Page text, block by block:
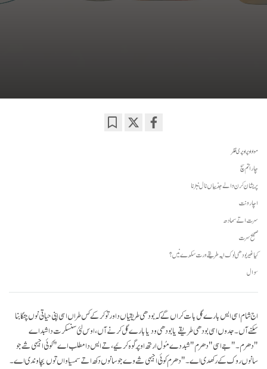
مواد اوپر اوپری نظر
چار اُتم سچ
پریشان کرن والے جذبیاں نال نبڑنا
اچار ونت
سرت اتے سمادھ
صحیح سرت
کیا غیر بودھی لوک ایہ طریقے ورت سکدے نیں؟
سوال
اج شام اسی ایس بارے گل بات کراں گے کہ بودھی طریقیاں دا ورتو کر کے کس طراں اسی اپنی حیاتی نوں چنگا بنا
سکنے آں۔ جدوں اسی بودھی طریقے یا بودھی ودیا بارے گل کرنے آں، اوس لئی سنسکرت دا شبد اے
"دھرم۔" جے اسی "دھرم" شبد دے مُول ارتھ اوپر گوہ کرئیے، تے ایس دا مطلب اے "کوئی اجیہی شے جو
سانوں روک کے رکھدی اے۔" دھرم کوئی اجیہی شے وے جو سانوں دکھ اتے سمسیاواں توں بچاوندی اے۔